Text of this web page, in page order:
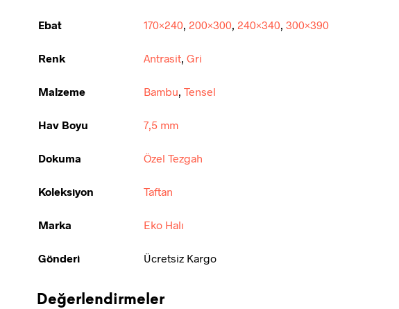
Ebat 170×240, 200×300, 240×340, 300×390
Renk Antrasit, Gri
Malzeme Bambu, Tensel
Hav Boyu 7,5 mm
Dokuma Özel Tezgah
Koleksiyon Taftan
Marka Eko Halı
Gönderi Ücretsiz Kargo
Değerlendirmeler